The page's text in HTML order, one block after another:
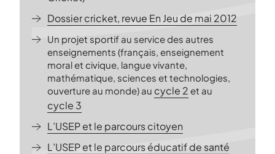
Dossier cricket, revue En Jeu de mai 2012
Un projet sportif au service des autres
enseignements (français, enseignement
moral et civique, langue vivante,
mathématique, sciences et technologies,
ouverture au monde) au cycle 2 et au
cycle 3
L’USEP et le parcours citoyen
L’USEP et le parcours éducatif de santé